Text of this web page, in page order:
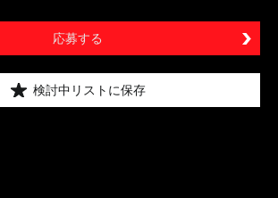
応募する
検討中リストに保存